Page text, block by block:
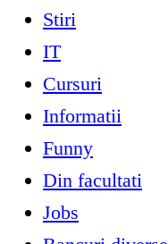
Stiri
IT
Cursuri
Informatii
Funny
Din facultati
Jobs